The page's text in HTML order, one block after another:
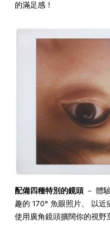
的滿足感！
配備四種特別的鏡頭 － 體
趣的 170° 魚眼照片、 以
使用廣角鏡頭擴闊你的視野